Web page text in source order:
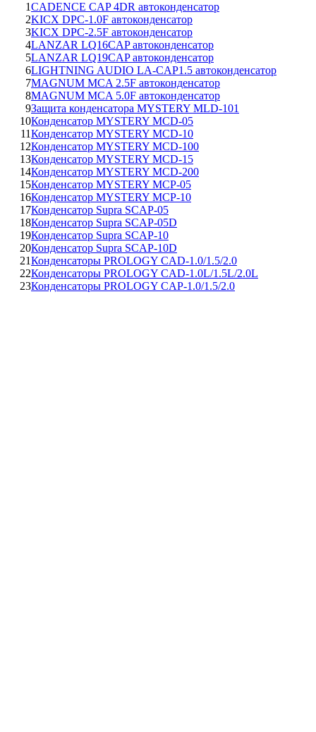
1CADENCE CAP 4DR автоконденсатор
2KICX DPC-1.0F автоконденсатор
3KICX DPC-2.5F автоконденсатор
4LANZAR LQ16CAP автоконденсатор
5LANZAR LQ19CAP автоконденсатор
6LIGHTNING AUDIO LA-CAP1.5 автоконденсатор
7MAGNUM MCA 2.5F автоконденсатор
8MAGNUM MCA 5.0F автоконденсатор
9Защита конденсатора MYSTERY MLD-101
10Конденсатор MYSTERY MCD-05
11Конденсатор MYSTERY MCD-10
12Конденсатор MYSTERY MCD-100
13Конденсатор MYSTERY MCD-15
14Конденсатор MYSTERY MCD-200
15Конденсатор MYSTERY MCP-05
16Конденсатор MYSTERY MCP-10
17Конденсатор Supra SCAP-05
18Конденсатор Supra SCAP-05D
19Конденсатор Supra SCAP-10
20Конденсатор Supra SCAP-10D
21Конденсаторы PROLOGY CAD-1.0/1.5/2.0
22Конденсаторы PROLOGY CAD-1.0L/1.5L/2.0L
23Конденсаторы PROLOGY CAP-1.0/1.5/2.0